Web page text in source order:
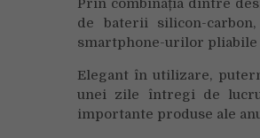
Prin combinația dintre
de baterii silicon-
smartphone-urilor
Elegant în utilizare,
unei zile întregi de
importante produse ale